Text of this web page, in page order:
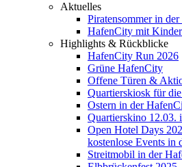
Aktuelles
Piratensommer in
HafenCity mit
Highlights & Rückblicke
HafenCity Run 2026
Grüne HafenCity
Offene Türen &
Quartierskiosk für
Ostern in der
Quartierskino 12.03.
Open Hotel Days
kostenlose Events in
Streitmobil in der